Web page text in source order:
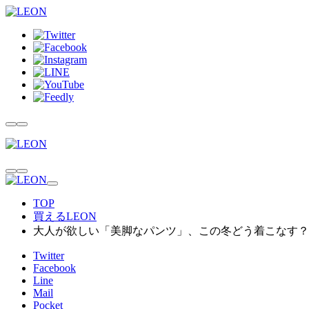
TOP
買えるLEON
大人が欲しい「美脚なパンツ」、この冬どう着こなす
Twitter
Facebook
Line
Mail
Pocket